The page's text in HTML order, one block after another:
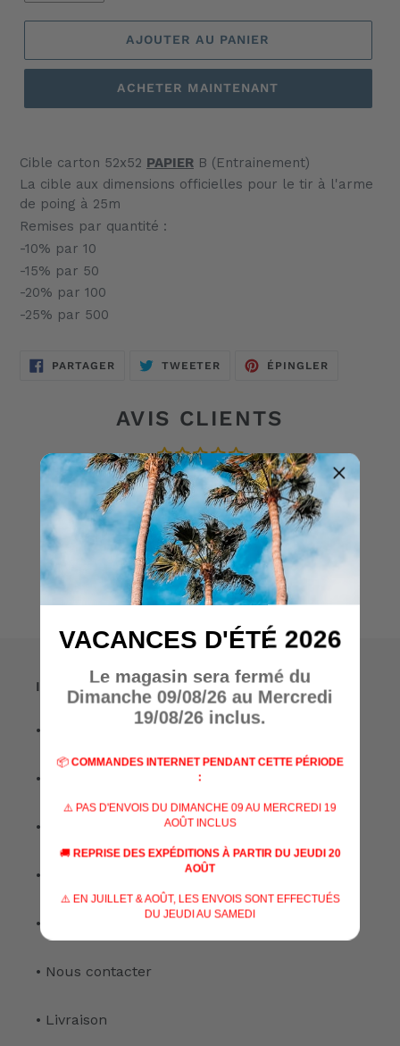
AJOUTER AU PANIER
ACHETER MAINTENANT
d'un
à
votre
panier
Cible carton 52x52 PAPIER B (Entrainement)
La cible aux dimensions officielles pour le tir à l'arme
de poing à 25m
Remises par quantité :
-10% par 10
-15% par 50
-20% par 100
-25% par 500
PARTAGERPARTAGERTWEETER TWEETERÉPINGLER
AVIS CLIENTS
Soyez le premier à écrire un avis
Écrire un avis
Informations
• A propos de nous
• Nos marques
• Nos spécialisations
• Nos services
• Notre atelier
• Nous contacter
• Livraison
VACANCES D'ÉTÉ 2026
Le magasin sera fermé du
Dimanche 09/08/26 au Mercredi
19/08/26 inclus.
📦 COMMANDES INTERNET PENDANT CETTE PÉRIODE
:
⚠️ PAS D'ENVOIS DU DIMANCHE 09 AU MERCREDI 19
AOÛT INCLUS
🚚 REPRISE DES EXPÉDITIONS À PARTIR DU JEUDI 20
AOÛT
⚠️ EN JUILLET & AOÛT, LES ENVOIS SONT EFFECTUÉS
DU JEUDI AU SAMEDI